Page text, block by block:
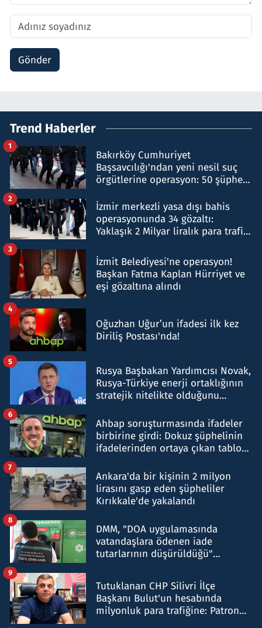
Gönder
Trend Haberler
Bakırköy Cumhuriyet
Başsavcılığı'ndan yeni nesil suç
örgütlerine operasyon: 50 şüpheli
1
İzmir merkezli yasa dışı bahis
operasyonunda 34 gözaltı:
Yaklaşık 2 Milyar liralık para trafiği
2
İzmit Belediyesi'ne operasyon!
Başkan Fatma Kaplan Hürriyet ve
eşi gözaltına alındı
3
Oğuzhan Uğur’un ifadesi ilk kez
Diriliş Postası'nda!
4
Rusya Başbakan Yardımcısı Novak,
Rusya-Türkiye enerji ortaklığının
stratejik nitelikte olduğunu
5
Ahbap soruşturmasında ifadeler
birbirine girdi: Dokuz şüphelinin
ifadelerinden ortaya çıkan tablo
6
Ankara'da bir kişinin 2 milyon
lirasını gasp eden şüpheliler
Kırıkkale'de yakalandı
7
DMM, "DOA uygulamasında
vatandaşlara ödenen iade
tutarlarının düşürüldüğü"
8
Tutuklanan CHP Silivri İlçe
Başkanı Bulut'un hesabında
milyonluk para trafiğine: Patron
9